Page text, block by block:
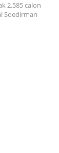
2.585 calon
Soedirman